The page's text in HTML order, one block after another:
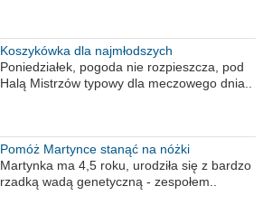
Koszykówka dla najmłodszych
Poniedziałek, pogoda nie rozpieszcza, pod
Halą Mistrzów typowy dla meczowego dnia..
Pomóż Martynce stanąć na nóżki
Martynka ma 4,5 roku, urodziła się z bardzo
rzadką wadą genetyczną - zespołem..